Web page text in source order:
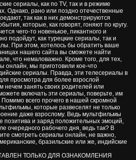
сериалы, как по TV, так и в режиме
Однако, рано или поздно отечественные
так как в них демонстрируются
которые, как говорят, гоняют по кругу.
чего-то новенькое, пикантного и
подойдут, как турецкие сериалы, так и
При этом, хотелось бы обратить ваше
нашего сайта вы сможете найти
что немаловажно. Кроме того, для тех,
онлайн, мы приготовили кое-что
сериалы. Правда, эти телесериалы в
просмотра для более взрослой
нечем занять своих родителей или
включать эти сериалы, поверьте, им
всего прочего в нашей скромной
которые развеселят не только
даже взрослому. Ведь мультфильмы
позитива и заряд положительных эмоций,
очередного рабочего дня, ведь так? В
смотреть сериалы онлайн, не важно,
бразильские или же, индийские
ТОЛЬКО ДЛЯ ОЗНАКОМЛЕНИЯ